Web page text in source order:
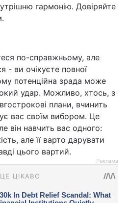
гармонію. Довіряйте
по-справжньому, але
- ви очікуєте повної
потенційна зрада може
удар. Можливо, хтось, з
плани, вчинить
вас своїм вибором. Це
він навчить вас одного:
але її варто дарувати
цього вартий.
Реклама